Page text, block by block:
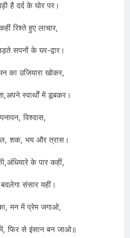
है दर्द के घोर पर।
रिश्ते हुए लाचार,
सपनों के घर-द्वार।
का उजियारा खोकर,
स्वार्थों में डूबकर।
विश्वास,
शक, भय और त्रास।
के पार कहीं,
संसार यहीं।
मन में प्रेम जगाओ,
में, फिर से इंसान बन जाओ॥